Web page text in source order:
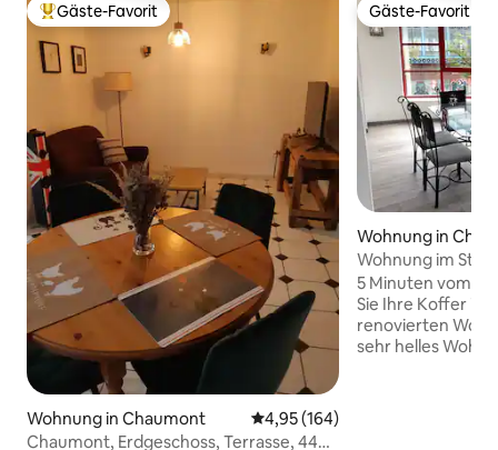
Beliebter Gäste-Favorit.
Gäste-Favorit
Wohnung in Chaumont Durchschnittliche Bewertung:
4,95 (164)
Chaumont, Erdgeschoss, Terrasse, 44
Gäste-Favorit
Gäste-Favorit
Wohnung in
Wohnung im
5 Minuten vom
Sie Ihre Koffer in
renovierten
sehr helles